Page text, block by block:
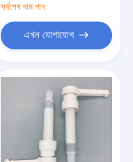
সর্বশেষ দাম পান
এখন যোগাযোগ